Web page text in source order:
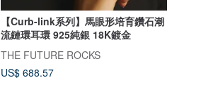
【Curb-link系列】馬眼形培育鑽石潮
流鏈環耳環 925純銀 18K鍍金
THE FUTURE ROCKS
US$ 688.57